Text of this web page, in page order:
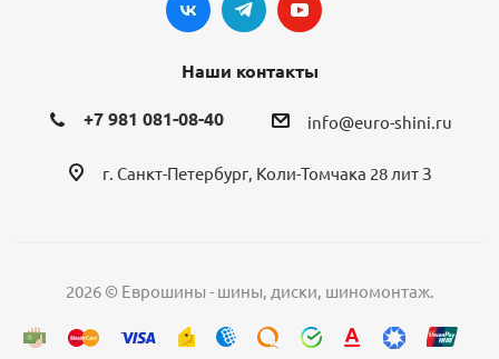
Наши контакты
+7 981 081-08-40 info@euro-shini.ru
г. Санкт-Петербург, Коли-Томчака 28 лит З
2026 © Еврошины - шины, диски, шиномонтаж.